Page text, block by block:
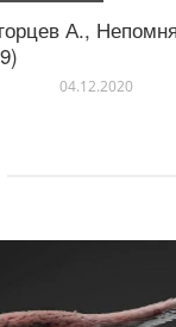
А.,
04.12.2020